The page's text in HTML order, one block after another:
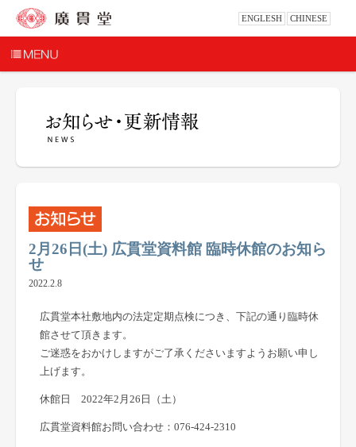
ENGLESH CHINESE
2月26日(土) 広貫堂資料館 臨時休館のお知ら
せ
2022.2.8
広貫堂本社敷地内の法定定期点検につき、下記の通り臨時休
館させて頂きます。
ご迷惑をおかけしますがご了承くださいますようお願い申し
上げます。
休館日 2022年2月26日（土）
広貫堂資料館お問い合わせ：076-424-2310